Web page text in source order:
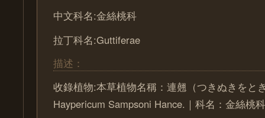
中文科名:金絲桃科
拉丁科名:Guttiferae
描述：
收錄植物:本草植物名稱：連翹（つきぬきをと
Haypericum Sampsoni Hance.｜科名：金絲桃